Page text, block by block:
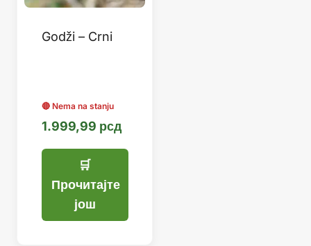
Godži – Crni
1.999,99 рсд
Прочитајте
још